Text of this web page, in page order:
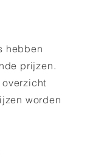
hebben
prijzen.
worden